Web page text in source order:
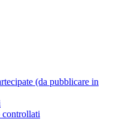
(da pubblicare in